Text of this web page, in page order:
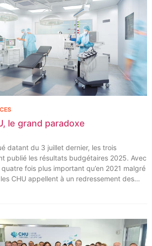
le grand paradoxe
datant du 3 juillet dernier, les trois
publié les résultats budgétaires 2025. Avec
fois plus important qu’en 2021 malgré
CHU appellent à un redressement des